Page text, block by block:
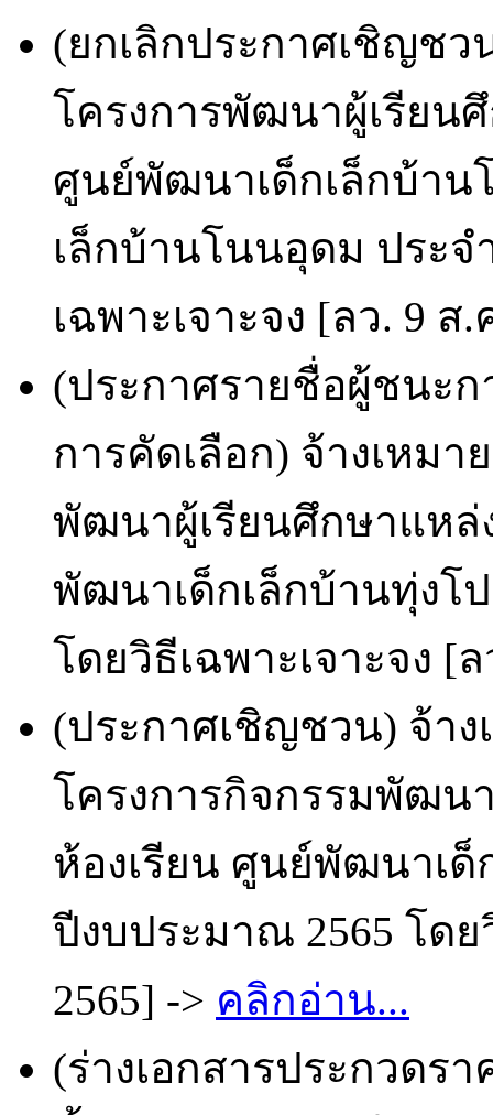
(ยกเลิกประกาศเชิญช
โครงการพัฒนาผู้เรียน
ศูนย์พัฒนาเด็กเล็กบ้า
เล็กบ้านโนนอุดม ประจ
เฉพาะเจาะจง [ลว. 9 ส
(ประกาศรายชื่อผู้ชนะก
การคัดเลือก) จ้างเหม
พัฒนาผู้เรียนศึกษาแหล่
พัฒนาเด็กเล็กบ้านทุ่งโ
โดยวิธีเฉพาะเจาะจง [
(ประกาศเชิญชวน) จ้า
โครงการกิจกรรมพัฒน
ห้องเรียน ศูนย์พัฒนาเด็
ปีงบประมาณ 2565 โดย
2565] -> คลิกอ่าน...
(ร่างเอกสารประกวดรา